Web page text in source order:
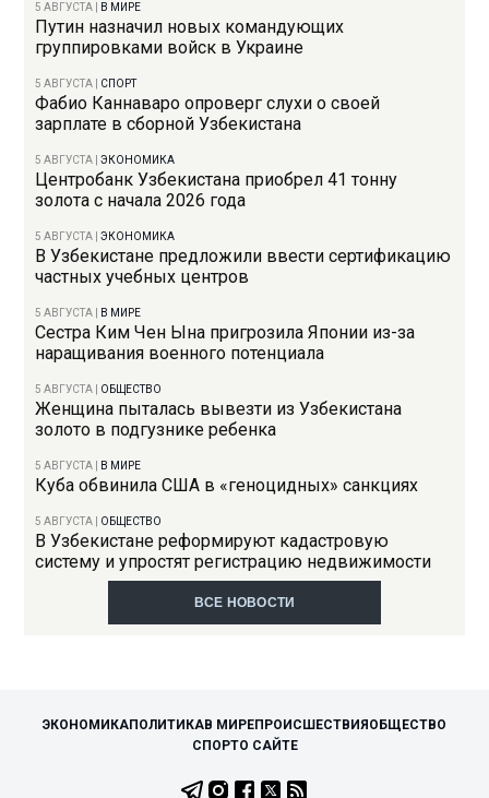
5 АВГУСТА В МИРЕ
Путин назначил новых командующих
группировками войск в Украине
5 АВГУСТА СПОРТ
Фабио Каннаваро опроверг слухи о своей
зарплате в сборной Узбекистана
5 АВГУСТА |ЭКОНОМИКА
Центробанк Узбекистана приобрел 41 тонну
золота с начала 2026 года
5 АВГУСТА |ЭКОНОМИКА
В Узбекистане предложили ввести сертификацию
частных учебных центров
5 АВГУСТА В МИРЕ
Сестра Ким Чен Ына пригрозила Японии из-за
наращивания военного потенциала
5 АВГУСТА ОБЩЕСТВО
Женщина пыталась вывезти из Узбекистана
золото в подгузнике ребенка
5 АВГУСТА В МИРЕ
Куба обвинила США в «геноцидных» санкциях
5 АВГУСТА ОБЩЕСТВО
В Узбекистане реформируют кадастровую
систему и упростят регистрацию недвижимости
ВСЕ НОВОСТИ
ЭКОНОМИКАПОЛИТИКАВ МИРЕПРОИСШЕСТВИЯОБЩЕСТВО
СПОРТО САЙТЕ